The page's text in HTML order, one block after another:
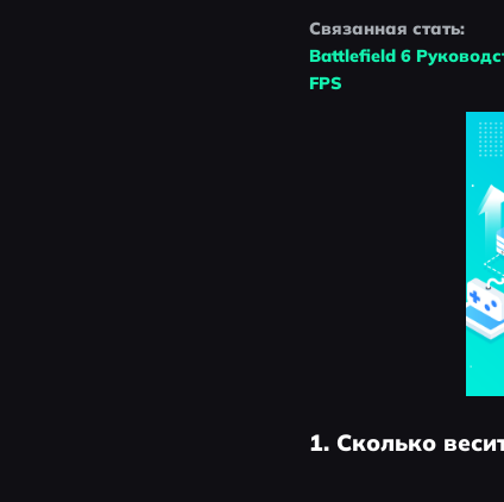
Связанная стать:
Battlefield 6
FPS
1. Сколько